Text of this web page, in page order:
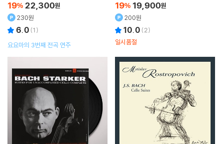
19% 22,300원
230원
6.0 (1)
요요마의 3번째 전곡 연주
19% 19,900원
200원
10.0 (2)
일시품절